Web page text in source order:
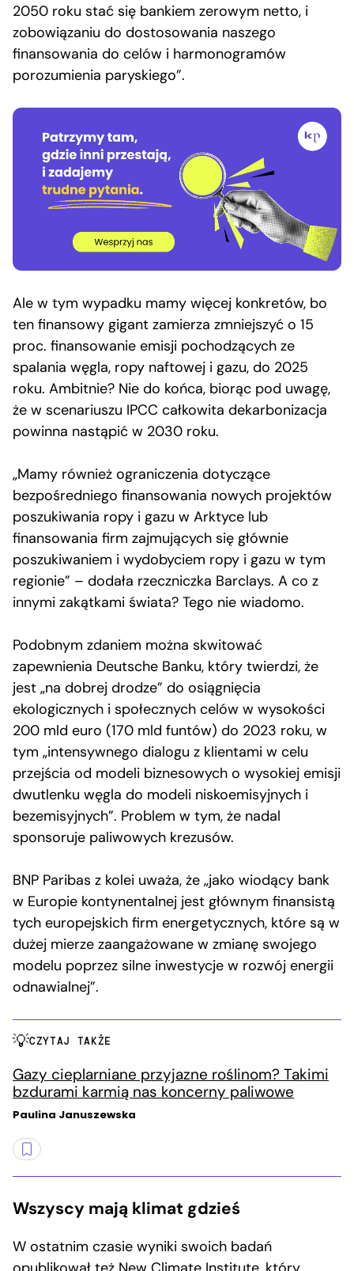
2050 roku stać się bankiem zerowym netto, i
zobowiązaniu do dostosowania naszego
finansowania do celów i harmonogramów
porozumienia paryskiego”.
Ale w tym wypadku mamy więcej konkretów, bo
ten finansowy gigant zamierza zmniejszyć o 15
proc. finansowanie emisji pochodzących ze
spalania węgla, ropy naftowej i gazu, do 2025
roku. Ambitnie? Nie do końca, biorąc pod uwagę,
że w scenariuszu IPCC całkowita dekarbonizacja
powinna nastąpić w 2030 roku.
„Mamy również ograniczenia dotyczące
bezpośredniego finansowania nowych projektów
poszukiwania ropy i gazu w Arktyce lub
finansowania firm zajmujących się głównie
poszukiwaniem i wydobyciem ropy i gazu w tym
regionie” – dodała rzeczniczka Barclays. A co z
innymi zakątkami świata? Tego nie wiadomo.
Podobnym zdaniem można skwitować
zapewnienia Deutsche Banku, który twierdzi, że
jest „na dobrej drodze” do osiągnięcia
ekologicznych i społecznych celów w wysokości
200 mld euro (170 mld funtów) do 2023 roku, w
tym „intensywnego dialogu z klientami w celu
przejścia od modeli biznesowych o wysokiej emisji
dwutlenku węgla do modeli niskoemisyjnych i
bezemisyjnych”. Problem w tym, że nadal
sponsoruje paliwowych krezusów.
BNP Paribas z kolei uważa, że „jako wiodący bank
w Europie kontynentalnej jest głównym finansistą
tych europejskich firm energetycznych, które są w
dużej mierze zaangażowane w zmianę swojego
modelu poprzez silne inwestycje w rozwój energii
odnawialnej”.
CZYTAJ TAKŻE
Gazy cieplarniane przyjazne roślinom? Takimi
bzdurami karmią nas koncerny paliwowe
Paulina Januszewska
Wszyscy mają klimat gdzieś
W ostatnim czasie wyniki swoich badań